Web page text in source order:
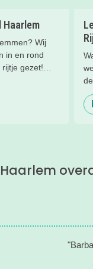
Haarlem
Wij
in en rond
gezet!
en